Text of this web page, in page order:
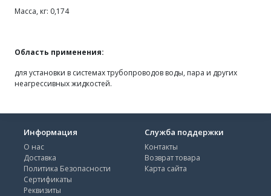
Масса, кг: 0,174
Область применения:
для установки в системах трубопроводов воды, пара и других
неагрессивных жидкостей.
Информация
О нас
Доставка
Политика Безопасности
Сертификаты
Реквизиты
Служба поддержки
Контакты
Возврат товара
Карта сайта